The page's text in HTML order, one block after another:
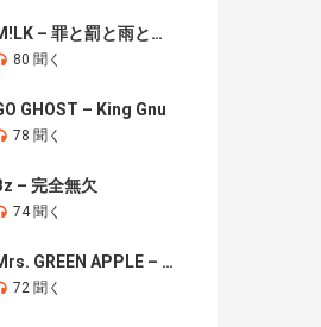
M!LK – 罪と罰と雨とキス
80 聞く
GHOST – King Gnu
78 聞く
– 完全無欠
74 聞く
Mrs. GREEN APPLE – Brand New
72 聞く